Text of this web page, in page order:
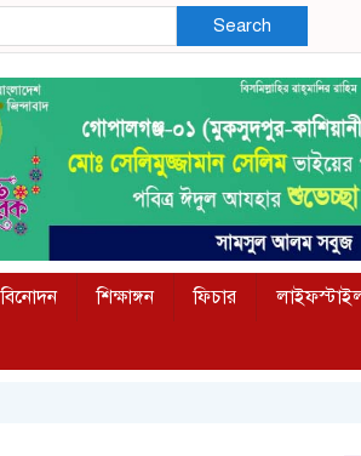
Search
বিনোদন শিক্ষাঙ্গন ফিচার